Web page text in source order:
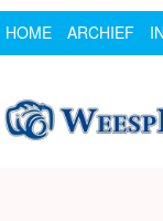
HOME ARCHIEF